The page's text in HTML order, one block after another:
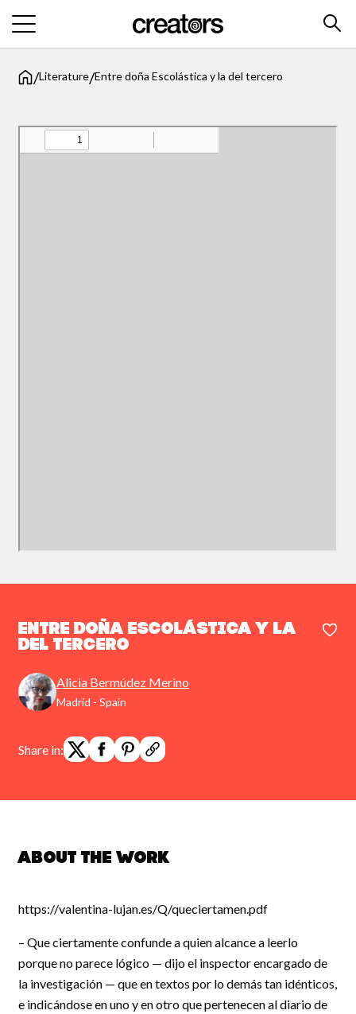
/Literature/Entre doña Escolástica y la del tercero
Entre doña Escolástica y la
del tercero
Alicia Bermúdez Merino
Madrid - Spain
Share in:
About the work
https://valentina-lujan.es/Q/queciertamen.pdf
– Que ciertamente confunde a quien alcance a leerlo
porque no parece lógico — dijo el inspector encargado de
la investigación — que en textos por lo demás tan idénticos,
e indicándose en uno y en otro que pertenecen al diario de